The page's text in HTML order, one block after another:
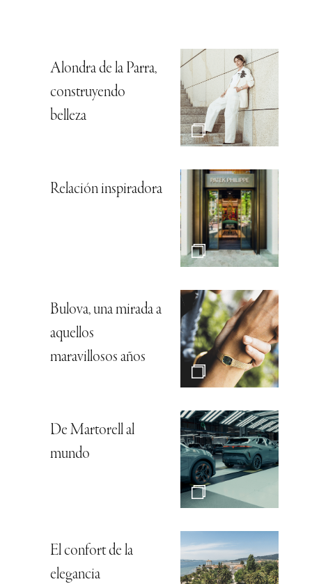
Alondra de la Parra,
construyendo
belleza
Relación inspiradora
Bulova, una mirada a
aquellos
maravillosos años
De Martorell al
mundo
El confort de la
elegancia